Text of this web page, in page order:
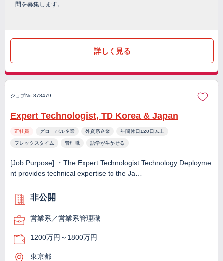
間を募集します。
詳しく見る
ジョブNo.878479
Expert Technologist, TD Korea & Japan
正社員 グローバル企業 外資系企業 年間休日120日以上
フレックスタイム 管理職 語学が生かせる
[Job Purpose] ・The Expert Technologist Technology Deployme
nt provides technical expertise to the Ja…
非公開
営業系／営業系管理職
1200万円～1800万円
東京都